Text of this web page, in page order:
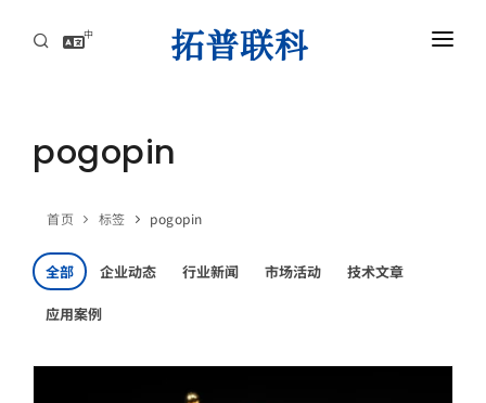
中
AI服务器高速互连解方案
AI服务器高速互连解方案
联系
pogopin
首页 标签 pogopin
全部 企业动态 行业新闻 市场活动 技术文章
应用案例